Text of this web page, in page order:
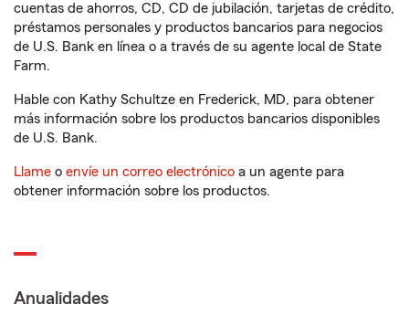
cuentas de ahorros, CD, CD de jubilación, tarjetas de crédito,
préstamos personales y productos bancarios para negocios
de U.S. Bank en línea o a través de su agente local de State
Farm.
Hable con Kathy Schultze en Frederick, MD, para obtener
más información sobre los productos bancarios disponibles
de U.S. Bank.
Llame o envíe un correo electrónico a un agente para
obtener información sobre los productos.
Anualidades